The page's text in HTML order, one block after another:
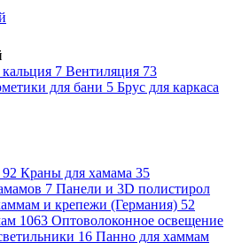
7 Вентиляция 73
для бани 5 Брус для каркаса
92 Краны для хамама 35
7 Панели и 3D полистирол
и крепежи (Германия) 52
1063 Оптоволоконное освещение
16 Панно для хаммам